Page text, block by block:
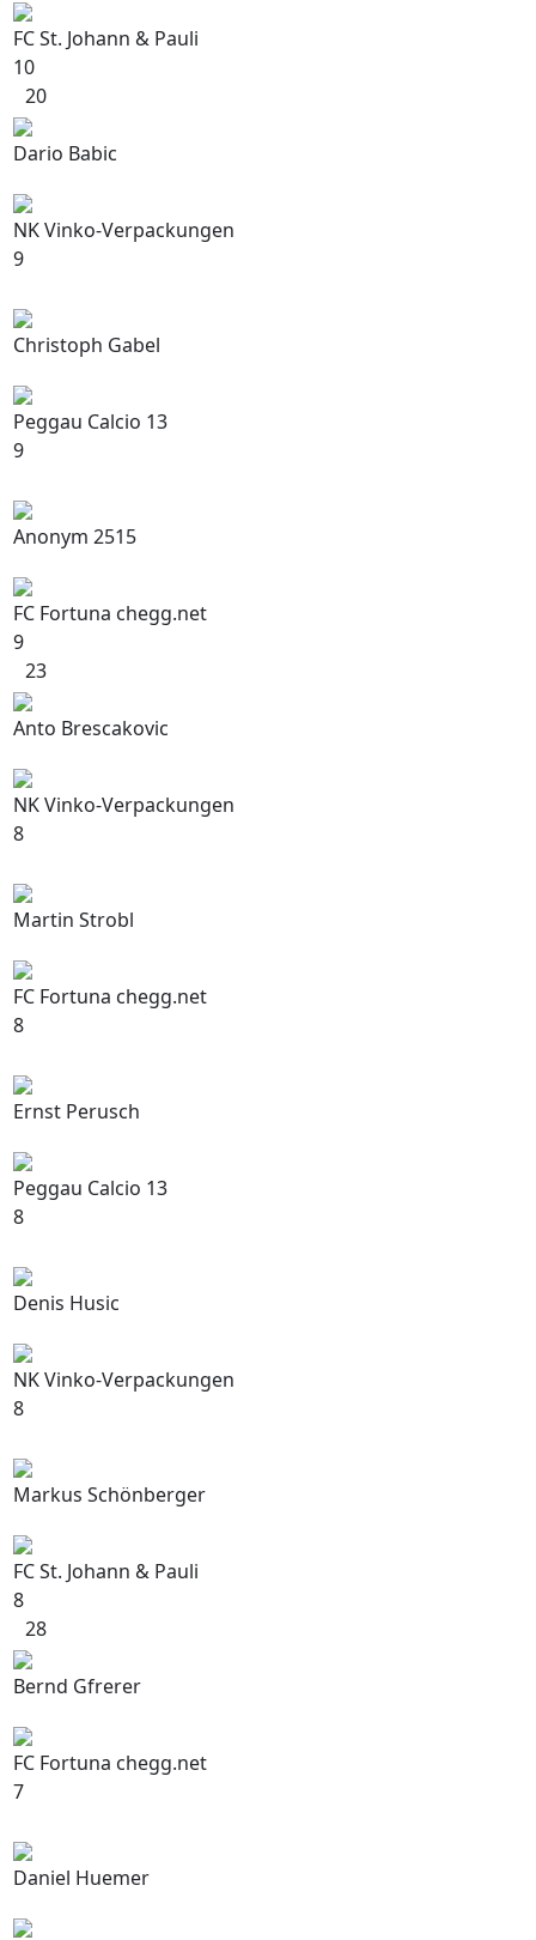
FC St. Johann & Pauli
10
20
Dario Babic
NK Vinko-Verpackungen
9
Christoph Gabel
Peggau Calcio 13
9
Anonym 2515
FC Fortuna chegg.net
9
23
Anto Brescakovic
NK Vinko-Verpackungen
8
Martin Strobl
FC Fortuna chegg.net
8
Ernst Perusch
Peggau Calcio 13
8
Denis Husic
NK Vinko-Verpackungen
8
Markus Schönberger
FC St. Johann & Pauli
8
28
Bernd Gfrerer
FC Fortuna chegg.net
7
Daniel Huemer